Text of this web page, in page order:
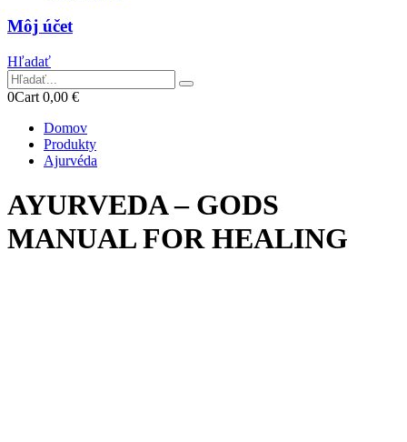
Môj účet
Hľadať
0Cart 0,00 €
Domov
Produkty
Ajurvéda
AYURVEDA – GODS
MANUAL FOR HEALING